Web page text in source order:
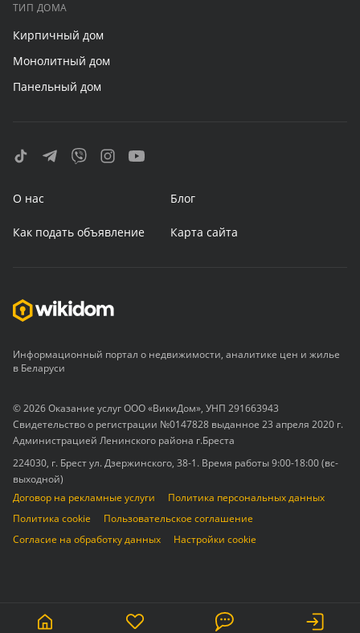
ТИП ДОМА
Кирпичный дом
Монолитный дом
Панельный дом
О нас Блог
Как подать объявление Карта сайта
Информационный портал о недвижимости, аналитике цен и жилье
в Беларуси
© 2026 Оказание услуг ООО «ВикиДом», УНП 291663943
Свидетельство о регистрации №0147828 выданное 23 апреля 2020 г.
Администрацией Ленинского района г.Бреста
224030, г. Брест ул. Дзержинского, 38-1. Время работы 9:00-18:00 (вс-
выходной)
Договор на рекламные услуги
Политика персональных данных
Политика cookie
Пользовательское соглашение
Согласие на обработку данных
Настройки cookie